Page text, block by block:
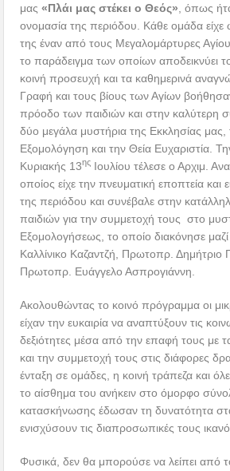
μας«Πλάι μας στέκει ο Θεός» , όπως
ονομασία της περιόδου. Κάθε ομάδα
της έναν από τους Μεγαλομάρτυρες
το παράδειγμα των οποίων αποδεικνύει
κοινή προσευχή και τα καθημερινά
Γραφή και τους βίους των Αγίων
πρόοδο των παιδιών και στην καλύτερη
δύο μεγάλα μυστήρια της Εκκλησίας μας,
Εξομολόγηση και την Θεία Ευχαριστία.
Κυριακής 13ης Ιουλίου τέλεσε ο Αρχιμ.
οποίος είχε την πνευματική εποπτεία
της περιόδου και συνέβαλε στην
παιδιών για την συμμετοχή τους στο
Εξομολογήσεως, το οποίο διακόνησε μαζί
Καλλίνικο Καζαντζή, Πρωτοπρ. Δημήτριο
Πρωτοπρ. Ευάγγελο Ασπρογιάννη.
Ακολουθώντας το κοινό πρόγραμμα οι
είχαν την ευκαιρία να αναπτύξουν τις
δεξιότητες μέσα από την επαφή τους με
και την συμμετοχή τους στις διάφορες
ένταξη σε ομάδες, η κοινή τράπεζα και
το αίσθημα του ανήκειν στο όμορφο
κατασκήνωσης έδωσαν τη δυνατότητα
ενισχύσουν τις διαπροσωπικές τους
Φυσικά, δεν θα μπορούσε να λείπει από